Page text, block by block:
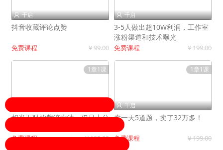
 千启
抖音收藏评论点赞
免费课程 ¥ 99.00
 千启
3-5人做出超10W利润，工作室
涨粉渠道和技术曝光
免费课程 ¥ 199.00
1章1课
相当无耻的截流方法，但是十分
免费课程 ¥ 199.00
1章1课
 千启
卖一天5道题，卖了32万多！
免费课程 ¥ 199.00